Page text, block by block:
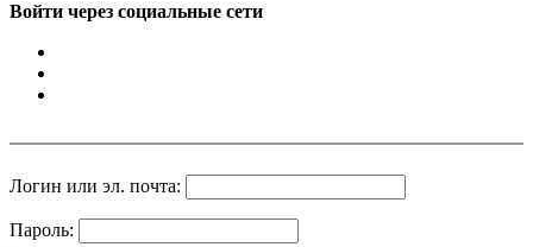
Войти через социальные сети
Логин или эл. почта:
Пароль: